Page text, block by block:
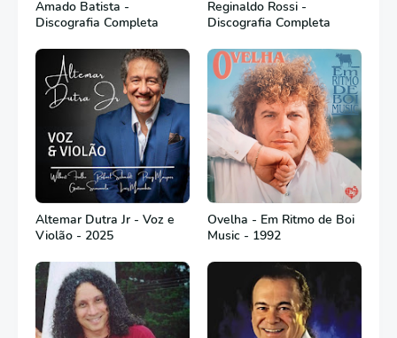
Amado Batista -
Discografia Completa
Reginaldo Rossi -
Discografia Completa
Altemar Dutra Jr - Voz e
Violão - 2025
Ovelha - Em Ritmo de Boi
Music - 1992